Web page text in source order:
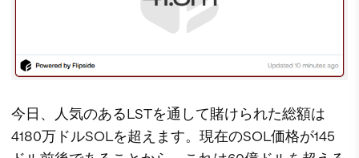
今日、人気のあるLSTを通して賭けられた総額は
4180万ドルSOLを超えます。現在のSOL価格が145